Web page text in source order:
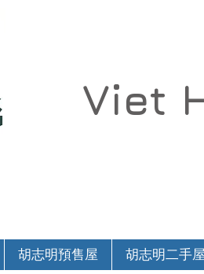
Viet
胡志明預售屋 胡志明二手屋